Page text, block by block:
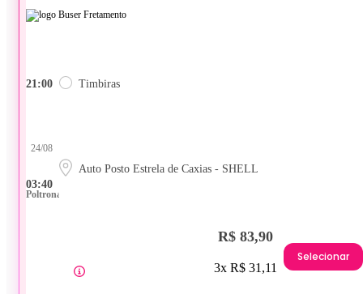
21:00 Timbiras
03:40
24/08
Auto Posto Estrela de Caxias - SHELL
Poltrona
R$ 83,90
3x R$ 31,11
Selecionar